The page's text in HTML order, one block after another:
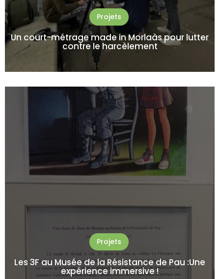
Projets
Un court-métrage made in Morlaàs pour lutter
contre le harcèlement
Projets
Les 3F au Musée de la Résistance de Pau :Une
expérience immersive !